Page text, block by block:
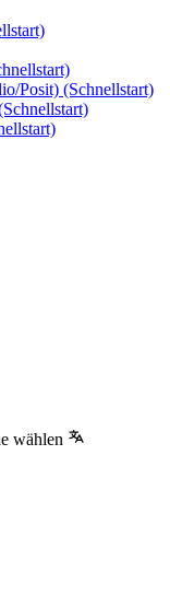
Posit) (Schnellstart)
wählen